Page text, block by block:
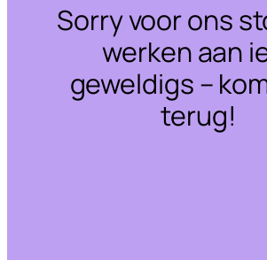
Sorry voor ons
werken aan
geweldigs –
terug!